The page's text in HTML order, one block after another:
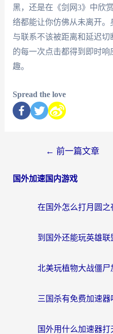
黑，还是在《剑网3》中欣
络都能让你仿佛从未离开
与联系不该被距离和延迟
的每一次点击都得到即时
趣。
Spread the love
← 前一篇文章
国外加速国内游戏